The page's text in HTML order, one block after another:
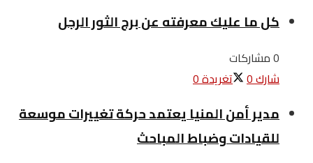
كل ما عليك معرفته عن برج الثور الرجل
0 مشاركات
شارك0 تغريدة0
مدير أمن المنيا يعتمد حركة تغييرات موسعة
للقيادات وضباط المباحث